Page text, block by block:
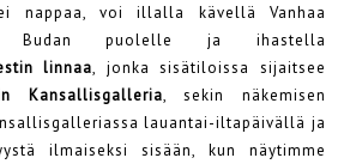
nappaa, voi illalla kävellä Vanhaa
Budan puolelle ja ihastella
linnaa, jonka sisätiloissa sijaitsee
Kansallisgalleria, sekin näkemisen
lauantai-iltapäivällä ja
ilmaiseksi sisään, kun näytimme